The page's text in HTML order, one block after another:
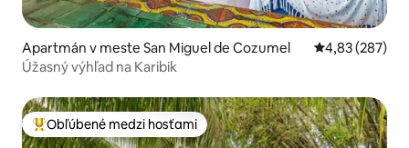
Apartmán v meste San Miguel de Cozumel Priemerné
4,83 (287)
Úžasný výhľad na Karibik
Najobľúbenejšie medzi hosťami
Obľúbené medzi hosťami